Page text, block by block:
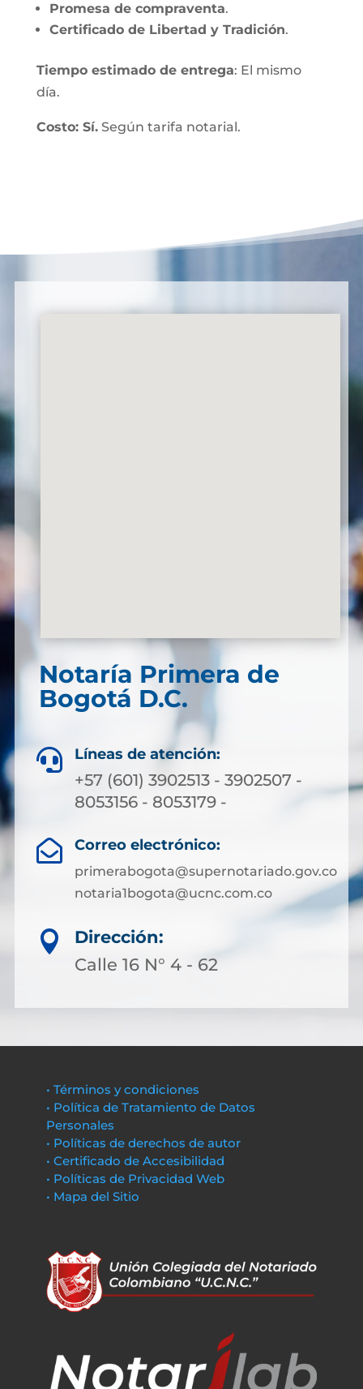
Promesa de compraventa.
Certificado de Libertad y Tradición.
Tiempo estimado de entrega: El mismo
día.
Costo: Sí.Según tarifa notarial.
Notaría Primera de
Bogotá D.C.
 Líneas de atención:
+57 (601) 3902513 - 3902507 -
8053156 - 8053179 -
 Correo electrónico:
primerabogota@supernotariado.gov.co
notaria1bogota@ucnc.com.co

Dirección:
Calle 16 N° 4 - 62
• Términos y condiciones
• Política de Tratamiento de Datos
Personales
• Políticas de derechos de autor
• Certificado de Accesibilidad
• Políticas de Privacidad Web
• Mapa del Sitio